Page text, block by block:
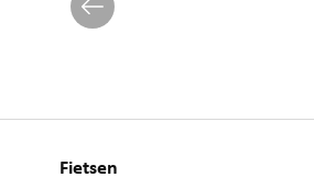
Fietsen